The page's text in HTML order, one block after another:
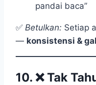
pandai baca”
✅ Betulkan: Setiap
— konsistensi &
10. ❌Tak